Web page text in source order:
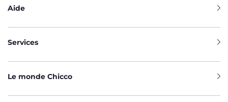
Aide
Services
Le monde Chicco